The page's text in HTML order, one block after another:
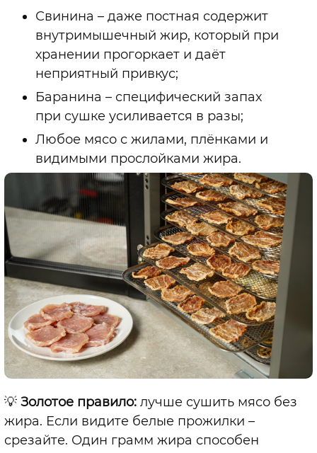
Свинина –даже постная содержит
внутримышечный жир, который при
хранении прогоркает и даёт
неприятный привкус;
Баранина –специфический запах
при сушке усиливается в разы;
Любое мясо с жилами, плёнками и
видимыми прослойками жира.
💡 Золотое правило: лучше сушить мясо без
жира. Если видите белые прожилки –
срезайте. Один грамм жира способен